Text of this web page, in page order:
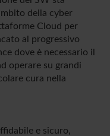
della cyber
Cloud per
al progressivo
dove è necessario il
operare su grandi
cura nella
e sicuro,